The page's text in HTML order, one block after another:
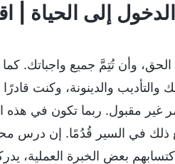
إلى الحياة |
وأن تُتِمَّ جميع واجباتك.
والدينونة، وكنت
غير مقبول. ربما تكون في هذه
في السير قُدُمًا. إن درس محبة
بعض الخبرة العملية،